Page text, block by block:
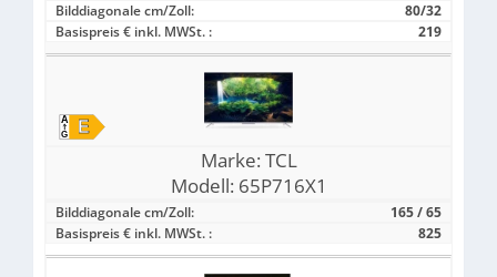
Bilddiagonale cm/Zoll:
80/32
Basispreis € inkl. MWSt. :
219
Marke: TCL
Modell: 65P716X1
Bilddiagonale cm/Zoll:
165 / 65
Basispreis € inkl. MWSt. :
825